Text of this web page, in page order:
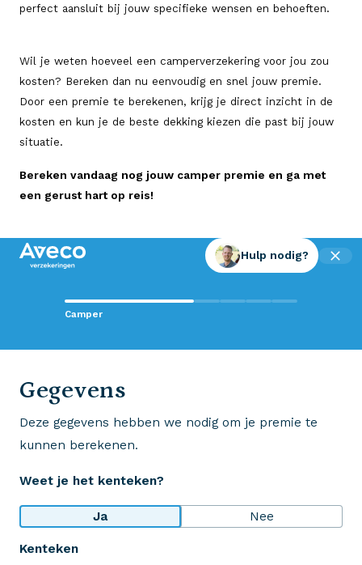
perfect aansluit bij jouw specifieke wensen en behoeften.
Wil je weten hoeveel een camperverzekering voor jou zou
kosten? Bereken dan nu eenvoudig en snel jouw premie.
Door een premie te berekenen, krijg je direct inzicht in de
kosten en kun je de beste dekking kiezen die past bij jouw
situatie.
Bereken vandaag nog jouw camper premie en ga met
een gerust hart op reis!
Camper
Hulp nodig?
Gegevens
Deze gegevens hebben we nodig om je premie te
kunnen berekenen.
Weet je het kenteken?
Ja Nee
Kenteken
Contact met Aveco?
Wij staan voor je klaar!
Wij krijgen een 8,5!
Op basis van ruim 3.000 reviews
Bekijk wat anderen over ons zeggen